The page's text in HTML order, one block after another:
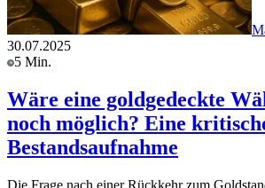
30.07.2025
5 Min.
Wäre eine goldgedeckte
noch möglich? Eine
Bestandsaufnahme
Die Frage nach einer Rückkehr zum